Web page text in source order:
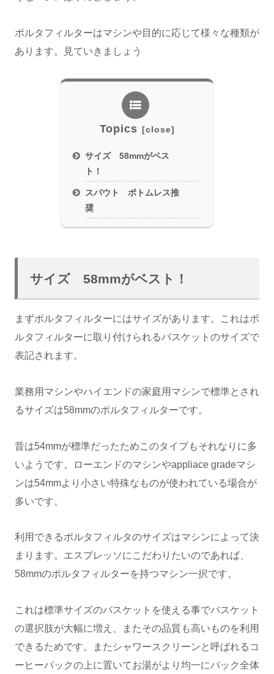
ポルタフィルターはマシンや目的に応じて様々な種類が
あります。見ていきましょう
Topics
サイズ 58mmがベス
ト！
スパウト ボトムレス推
奨
サイズ 58mmがベスト！
まずポルタフィルターにはサイズがあります。これはポ
ルタフィルターに取り付けられるバスケットのサイズで
表記されます。
業務用マシンやハイエンドの家庭用マシンで標準とされ
るサイズは58mmのポルタフィルターです。
昔は54mmが標準だったためこのタイプもそれなりに多
いようです。ローエンドのマシンやappliace gradeマシ
ンは54mmより小さい特殊なものが使われている場合が
多いです。
利用できるポルタフィルタのサイズはマシンによって決
まります。エスプレッソにこだわりたいのであれば、
58mmのポルタフィルターを持つマシン一択です。
これは標準サイズのバスケットを使える事でバスケット
の選択肢が大幅に増え、またその品質も高いものを利用
できるためです。またシャワースクリーンと呼ばれるコ
ーヒーパックの上に置いてお湯がより均一にパック全体